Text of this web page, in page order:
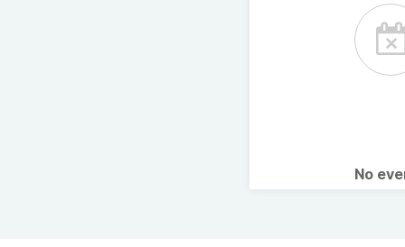
No